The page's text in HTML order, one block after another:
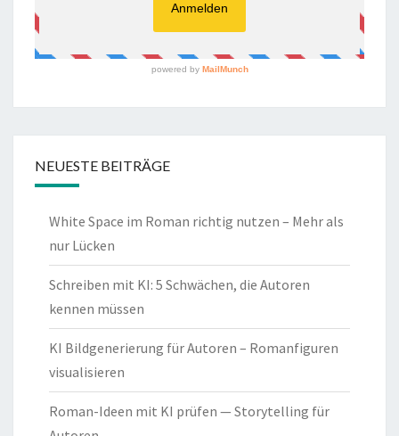
NEUESTE BEITRÄGE
White Space im Roman richtig nutzen – Mehr als
nur Lücken
Schreiben mit KI: 5 Schwächen, die Autoren
kennen müssen
KI Bildgenerierung für Autoren – Romanfiguren
visualisieren
Roman-Ideen mit KI prüfen — Storytelling für